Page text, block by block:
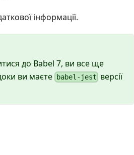
інформації.
до Babel 7, ви все ще
ви маєте babel-jest версії